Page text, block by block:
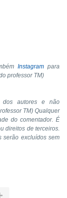
Instagram para
professor TM)
dos autores e não
TM) Qualquer
do comentador. É
direitos de terceiros.
serão excluídos sem